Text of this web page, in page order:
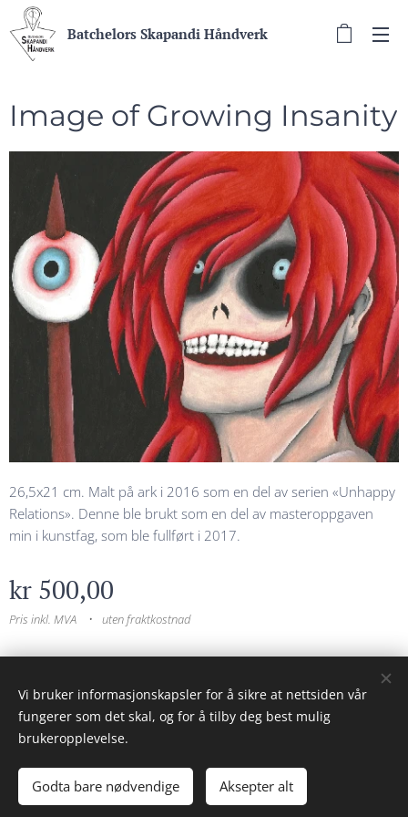
Batchelors Skapandi Håndverk
Image of Growing Insanity
26,5x21 cm. Malt på ark i 2016 som en del av serien «Unhappy
Relations». Denne ble brukt som en del av masteroppgaven
min i kunstfag, som ble fullført i 2017.
kr 500,00
Pris inkl. MVA uten fraktkostnad
Legg til i handlekurven
© 2023 Alle rettigheter forbeholdt
Drevet avWebnode Informasjonskapsler
Vi bruker informasjonskapsler for å sikre at nettsiden vår
fungerer som det skal, og for å tilby deg best mulig
brukeropplevelse.
Godta bare nødvendige Aksepter alt